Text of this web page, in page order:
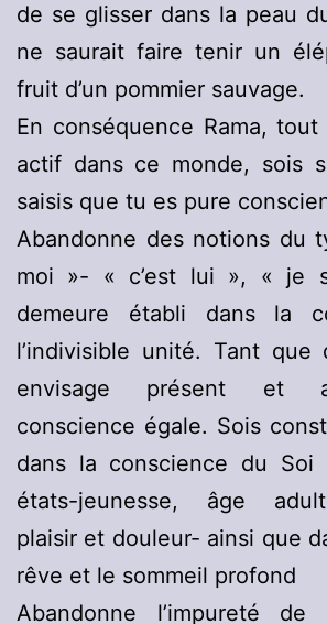
de se glisser dans la peau
ne saurait faire tenir un
fruit d’un pommier sauvage.
En conséquence Rama,
actif dans ce monde, sois
saisis que tu es pure
Abandonne des notions du
moi »- « c’est lui », « je
demeure établi dans la
l’indivisible unité. Tant que
envisage présent et
conscience égale. Sois
dans la conscience du Soi
états-jeunesse, âge
plaisir et douleur- ainsi que
rêve et le sommeil profond
Abandonne l’impureté de